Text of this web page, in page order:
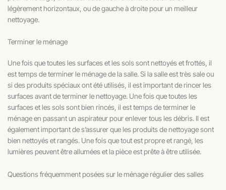
légèrement horizontaux, ou de gauche à droite pour un meilleur
nettoyage.
Terminer le ménage
Une fois que toutes les surfaces et les sols sont nettoyés et frottés, il
est temps de terminer le ménage de la salle. Si la salle est très sale ou
si des produits spéciaux ont été utilisés, il est important de rincer les
surfaces avant de terminer le nettoyage. Une fois que toutes les
surfaces et les sols sont bien rincés, il est temps de terminer le
ménage en passant un aspirateur pour enlever tous les débris. Il est
également important de s’assurer que les produits de nettoyage sont
bien nettoyés et rangés. Une fois que tout est propre et rangé, les
lumières peuvent être allumées et la pièce est prête à être utilisée.
Questions fréquemment posées sur le ménage régulier des salles